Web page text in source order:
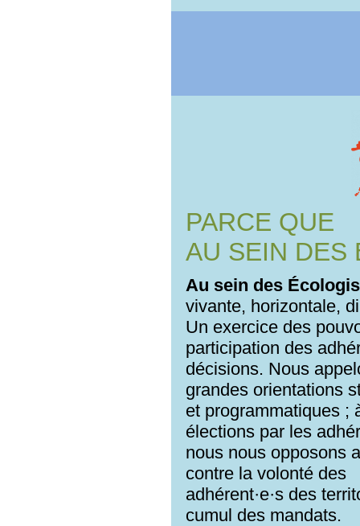
PARCE QUE
AU SEIN
Au sein des
vivante, horizontale,
Un exercice des
participation des
décisions. Nous
grandes orientations
et programmatiques ;
élections par les
nous nous opposons
contre la volonté des
adhérent·e·s des
cumul des mandats.